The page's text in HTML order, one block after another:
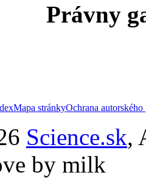
Právny
Mapa stránkyOchrana autorského
Science.sk,
by milk